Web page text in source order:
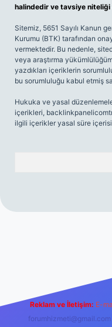
halindedir ve tavsiye niteliği
Sitemiz, 5651 Sayılı Kanun
Kurumu (BTK) tarafından
vermektedir. Bu nedenle,
veya araştırma
yazdıkları içeriklerin
bu sorumluluğu kabul etmiş
Hukuka ve yasal
içerikleri,
ilgili içerikler yasal süre
Reklam ve İletişim: E-
forumhizmeti@gmail.com